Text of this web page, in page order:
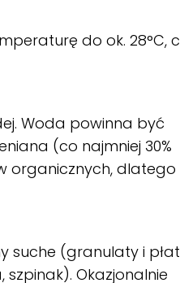
do ok. 28°C,
Woda powinna być
(co najmniej 30%
organicznych, dlatego
suche (granulaty i
Okazjonalnie